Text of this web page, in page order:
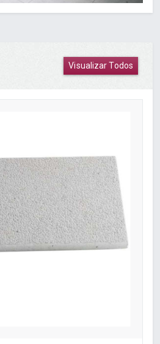
Visualizar Todos